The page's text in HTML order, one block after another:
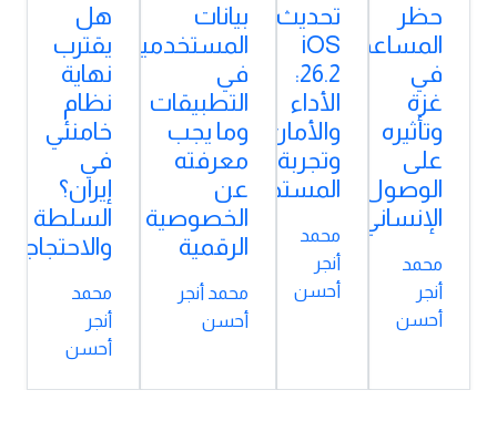
حظر
المساعدات
في
غزة
وتأثيره
على
الوصول
الإنساني
محمد
أنجر
أحسن
تحديث
iOS
26.2:
الأداء
والأمان
وتجربة
المستخدم
محمد
أنجر
أحسن
بيانات
المستخدمين
في
التطبيقات
وما يجب
معرفته
عن
الخصوصية
الرقمية
محمد أنجر
أحسن
هل
يقترب
نهاية
نظام
خامنئي
في
إيران؟
السلطة
محمد
أنجر
أحسن